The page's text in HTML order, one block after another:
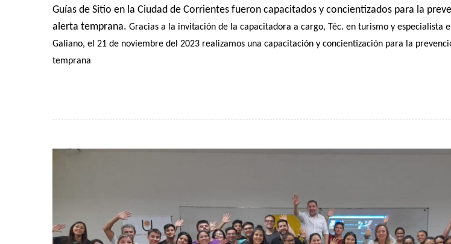
Guías de Sitio en la Ciudad de Corrientes fueron capacitados y concientizados para la
alerta temprana. Gracias a la invitación de la capacitadora a cargo, Téc. en turismo y especialista
Galiano, el 21 de noviembre del 2023 realizamos una capacitación y concientización para la
temprana